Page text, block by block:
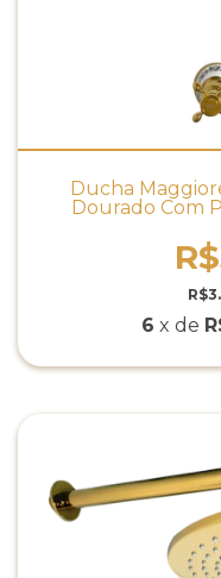
Ducha
Dourado Com
6 x de